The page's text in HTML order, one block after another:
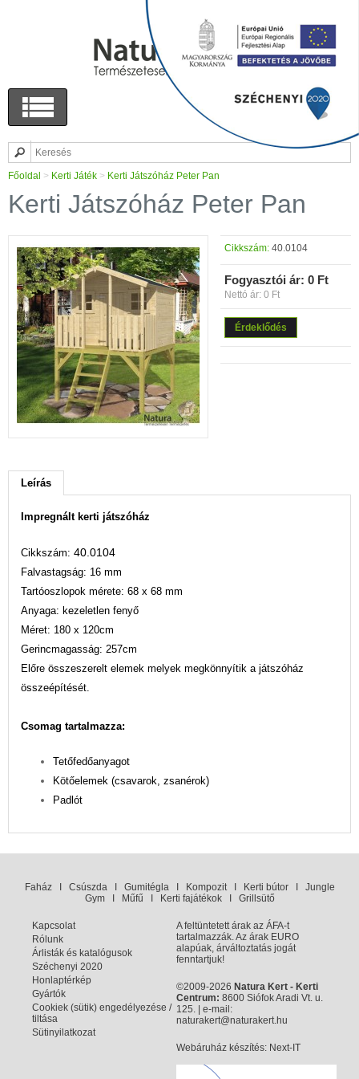
Főoldal > Kerti Játék > Kerti Játszóház Peter Pan
Kerti Játszóház Peter Pan
Cikkszám: 40.0104
Fogyasztói ár: 0 Ft
Nettó ár: 0 Ft
Érdeklődés
Leírás
Impregnált kerti játszóház
Cikkszám: 40.0104
Falvastagság: 16 mm
Tartóoszlopok mérete: 68 x 68 mm
Anyaga: kezeletlen fenyő
Méret: 180 x 120cm
Gerincmagasság: 257cm
Előre összeszerelt elemek melyek megkönnyítik a játszóház
összeépítését.
Csomag tartalmazza:
Tetőfedőanyagot
Kötőelemek (csavarok, zsanérok)
Padlót
FaházI CsúszdaI GumitéglaI KompozitI Kerti bútorI Jungle
GymI Műfű Kerti fajátékokI Grillsütő
Kapcsolat
Rólunk
Árlisták és katalógusok
Széchenyi 2020
Honlaptérkép
Gyártók
Cookiek (sütik) engedélyezése /
tiltása
Sütinyilatkozat
A feltüntetett árak az ÁFA-t
tartalmazzák. Az árak EURO
alapúak, árváltoztatás jogát
fenntartjuk!
©2009-2026 Natura Kert - Kerti
Centrum: 8600 Siófok Aradi Vt. u.
125. | e-mail:
naturakert@naturakert.hu
Webáruház készítés: Next-IT